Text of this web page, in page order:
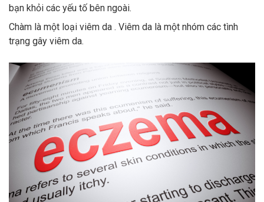
bạn khỏi các yếu tố bên ngoài.
Chàm là một loại viêm da . Viêm da là một nhóm các tình
trạng gây viêm da.